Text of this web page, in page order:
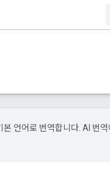
언어로 번역합니다. AI 번